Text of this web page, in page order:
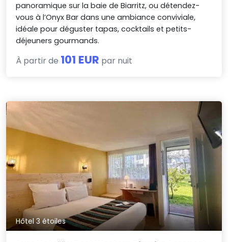
panoramique sur la baie de Biarritz, ou détendez-
vous à l’Onyx Bar dans une ambiance conviviale,
idéale pour déguster tapas, cocktails et petits-
déjeuners gourmands.
À partir de 101 EUR par nuit
Hôtel 3 étoiles